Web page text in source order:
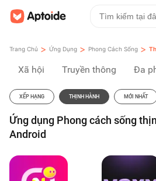
Trang Chủ > Ứng Dụng > Phong Cách Sống >
Xã hội Truyền thông Đa
XẾP HẠNG THỊNH HÀNH MỚI NHẤT
Ứng dụng Phong cách sống
Android